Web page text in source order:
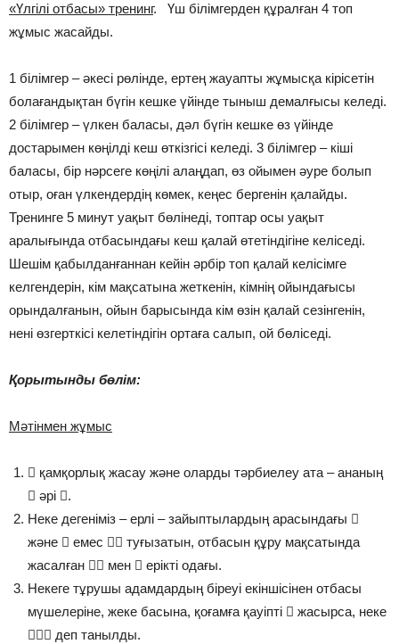
«Үлгілі отбасы» тренинг. Үш білімгерден құралған 4 топ
жұмыс жасайды.
1 білімгер – әкесі рөлінде, ертең жауапты жұмысқа кірісетін
болағандықтан бүгін кешке үйінде тыныш демалғысы келеді.
2 білімгер – үлкен баласы, дәл бүгін кешке өз үйінде
достарымен көңілді кеш өткізгісі келеді. 3 білімгер – кіші
баласы, бір нәрсеге көңілі алаңдап, өз ойымен әуре болып
отыр, оған үлкендердің көмек, кеңес бергенін қалайды.
Тренинге 5 минут уақыт бөлінеді, топтар осы уақыт
аралығында отбасындағы кеш қалай өтетіндігіне келіседі.
Шешім қабылданғаннан кейін әрбір топ қалай келісімге
келгендерін, кім мақсатына жеткенін, кімнің ойындағысы
орындалғанын, ойын барысында кім өзін қалай сезінгенін,
нені өзгерткісі келетіндігін ортаға салып, ой бөліседі.
Қорытынды бөлім:
Мәтінмен жұмыс
 қамқорлық жасау және оларды тәрбиелеу ата – ананың
 әрі .
Неке дегеніміз – ерлі – зайыптылардың арасындағы 
және  емес  туғызатын, отбасын құру мақсатында
жасалған  мен  ерікті одағы.
Некеге тұрушы адамдардың біреуі екіншісінен отбасы
мүшелеріне, жеке басына, қоғамға қауіпті  жасырса, неке
 деп танылды.